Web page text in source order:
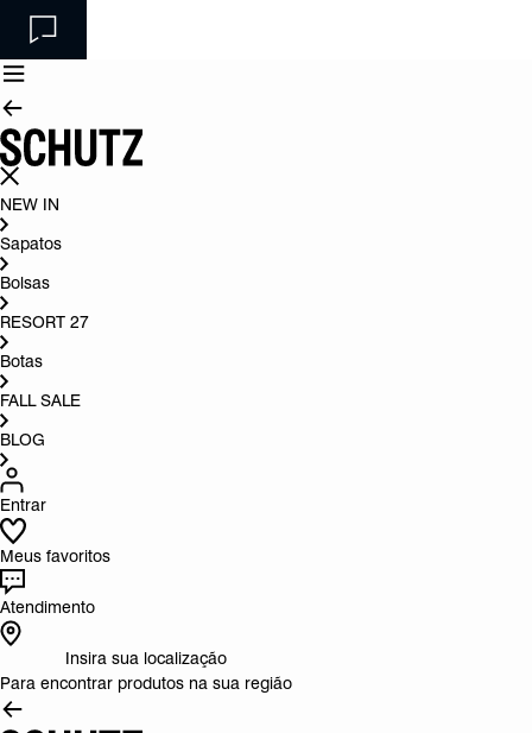
NEW IN
Sapatos
Bolsas
RESORT 27
Botas
FALL SALE
BLOG
Entrar
Meus favoritos
Atendimento
Insira sua localização
Para encontrar produtos na sua região